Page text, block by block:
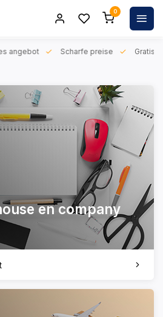
0
angebot Scharfe preise Gratis
en company